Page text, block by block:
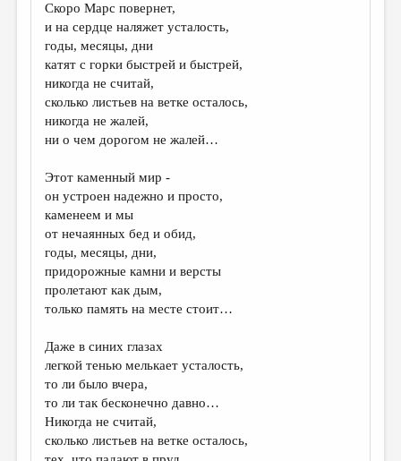
НОВОСТИ
ПРАВИЛА САЙТА
ОТДЕЛЫ И РУБРИКИ
ИЗБРАННОЕ
ДАЙДЖЕСТ
ПРОИЗВЕДЕНИЯ
ПЕРЕВОДЫ
КОНКУРСЫ
ДЕТСКАЯ КОМНАТА
КНИЖНАЯ ПОЛКА
СТРАНИЦЫ ПАМЯТИ
ОБЪЯВЛЕНИЯ
Скоро Марс повернет,
и на сердце наляжет усталость,
годы, месяцы, дни
катят с горки быстрей и быстрей,
никогда не считай,
сколько листьев на ветке осталось,
никогда не жалей,
ни о чем дорогом не жалей…
Этот каменный мир -
он устроен надежно и просто,
каменеем и мы
от нечаянных бед и обид,
годы, месяцы, дни,
придорожные камни и версты
пролетают как дым,
только память на месте стоит…
Даже в синих глазах
легкой тенью мелькает усталость,
то ли было вчера,
то ли так бесконечно давно…
Никогда не считай,
сколько листьев на ветке осталось,